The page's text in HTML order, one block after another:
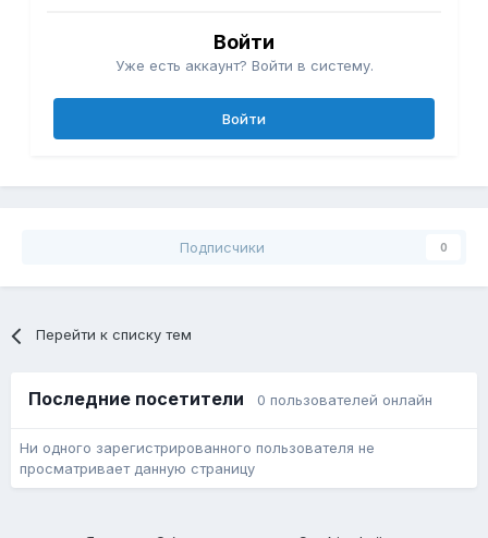
Войти
Уже есть аккаунт? Войти в систему.
Войти
Подписчики 0
Перейти к списку тем
Последние посетители 0 пользователей онлайн
Ни одного зарегистрированного пользователя не
просматривает данную страницу